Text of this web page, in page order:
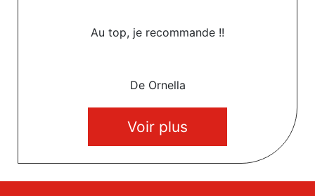
Au top, je recommande !!
De Ornella
Voir plus